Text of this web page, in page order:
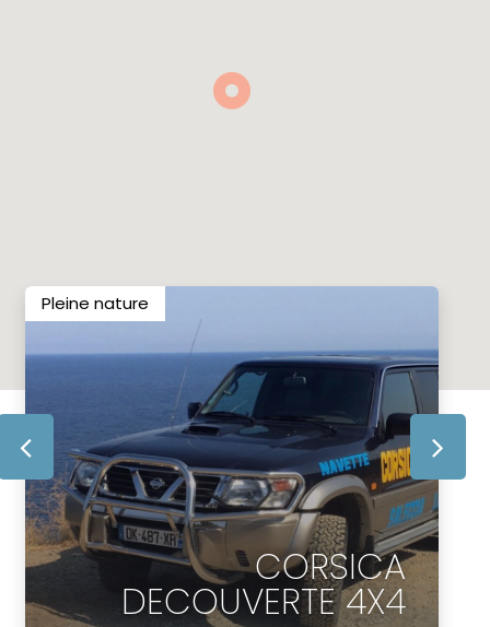
Pleine nature
CORSICA
DECOUVERTE 4X4